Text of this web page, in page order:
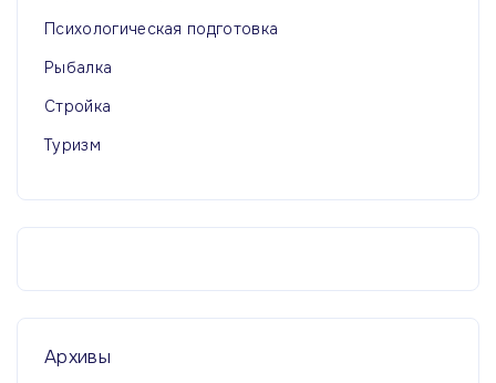
Психологическая подготовка
Рыбалка
Стройка
Туризм
Архивы